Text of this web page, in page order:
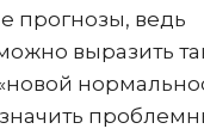
прогнозы, ведь
выразить